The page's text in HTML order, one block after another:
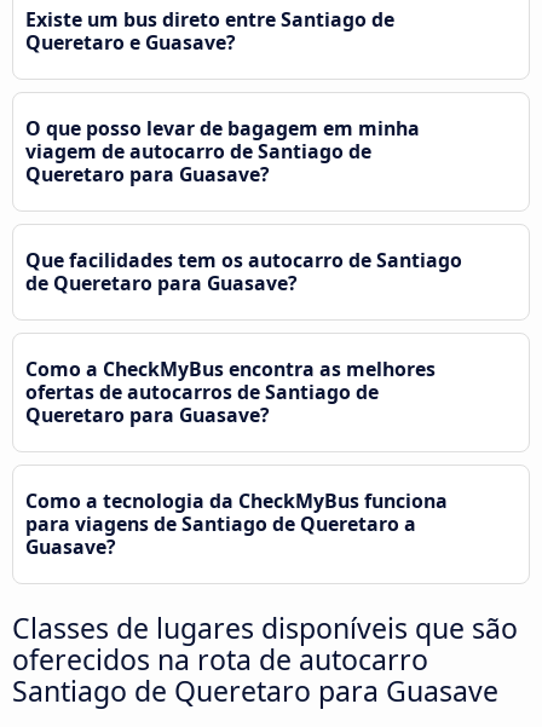
Existe um bus direto entre Santiago de
Queretaro e Guasave?
O que posso levar de bagagem em minha
viagem de autocarro de Santiago de
Queretaro para Guasave?
Que facilidades tem os autocarro de Santiago
de Queretaro para Guasave?
Como a CheckMyBus encontra as melhores
ofertas de autocarros de Santiago de
Queretaro para Guasave?
Como a tecnologia da CheckMyBus funciona
para viagens de Santiago de Queretaro a
Guasave?
Classes de lugares disponíveis que são
oferecidos na rota de autocarro
Santiago de Queretaro para Guasave